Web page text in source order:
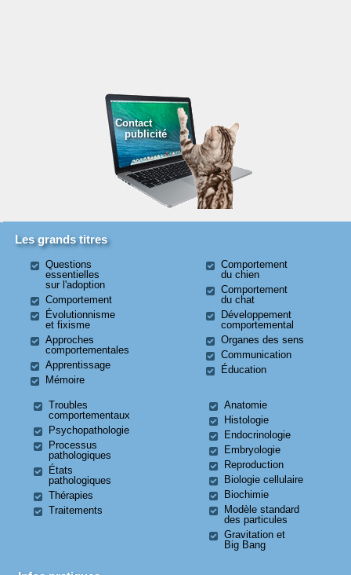
Contact
publicité
Les grands titres
Questions
essentielles
sur l'adoption
Comportement
Évolutionnisme
et fixisme
Approches
comportementales
Apprentissage
Mémoire
Comportement
du chien
Comportement
du chat
Développement
comportemental
Organes des sens
Communication
Éducation
Troubles
comportementaux
Psychopathologie
Processus
pathologiques
États
pathologiques
Thérapies
Traitements
Anatomie
Histologie
Endocrinologie
Embryologie
Reproduction
Biologie cellulaire
Biochimie
Modèle standard
des particules
Gravitation et
Big Bang